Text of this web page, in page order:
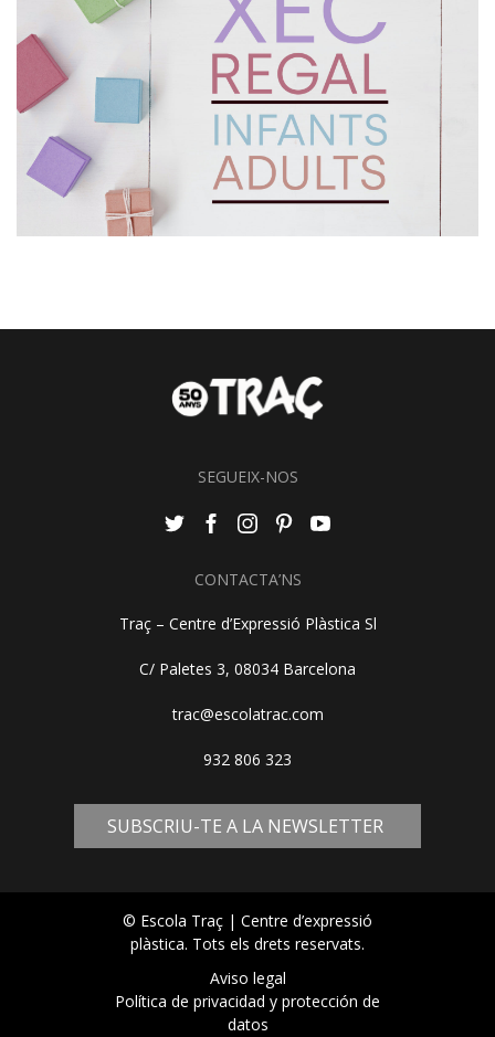
SEGUEIX-NOS
CONTACTA’NS
Traç – Centre d’Expressió Plàstica Sl
C/ Paletes 3, 08034 Barcelona
trac@escolatrac.com
932 806 323
SUBSCRIU-TE A LA NEWSLETTER
© Escola Traç | Centre d’expressió
plàstica. Tots els drets reservats.
Aviso legal
Política de privacidad y protección de
datos